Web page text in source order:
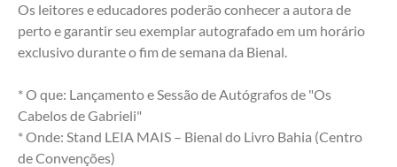
Os leitores e educadores poderão conhecer a autora de
perto e garantir seu exemplar autografado em um horário
exclusivo durante o fim de semana da Bienal.
* O que: Lançamento e Sessão de Autógrafos de "Os
Cabelos de Gabrieli"
* Onde: Stand LEIA MAIS – Bienal do Livro Bahia (Centro
de Convenções)